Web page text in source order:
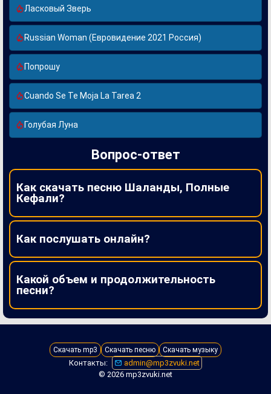
Ласковый Зверь
Russian Woman (Евровидение 2021 Россия)
Попрошу
Cuando Se Te Moja La Tarea 2
Голубая Луна
Вопрос-ответ
Как скачать песню Шаланды, Полные
Кефали?
Как послушать онлайн?
Какой объем и продолжительность
песни?
Скачать mp3 Скачать песню Скачать музыку
Контакты:
admin@mp3zvuki.net
© 2026 mp3zvuki.net